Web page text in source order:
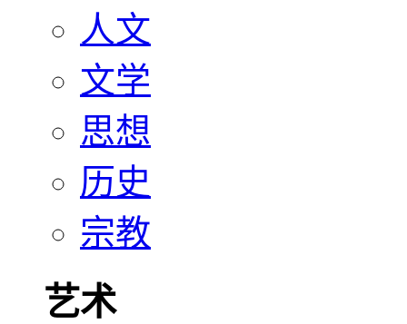
人文
文学
思想
历史
宗教
艺术